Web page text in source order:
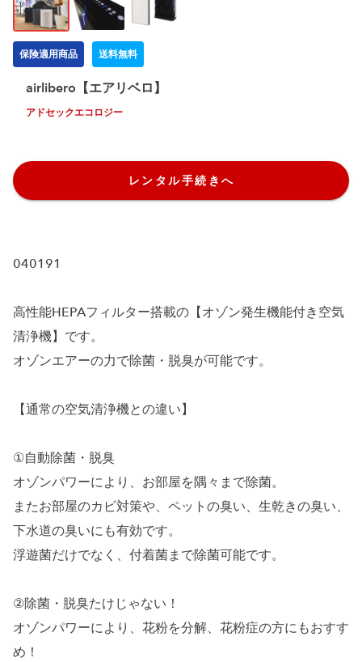
保険適用商品 送料無料
airlibero【エアリベロ】
アドセックエコロジー
レンタル手続きへ
040191
高性能HEPAフィルター搭載の【オゾン発生機能付き空気
清浄機】です。
オゾンエアーの力で除菌・脱臭が可能です。
【通常の空気清浄機との違い】
①自動除菌・脱臭
オゾンパワーにより、お部屋を隅々まで除菌。
またお部屋のカビ対策や、ペットの臭い、生乾きの臭い、
下水道の臭いにも有効です。
浮遊菌だけでなく、付着菌まで除菌可能です。
②除菌・脱臭たけじゃない！
オゾンパワーにより、花粉を分解、花粉症の方にもおすす
め！